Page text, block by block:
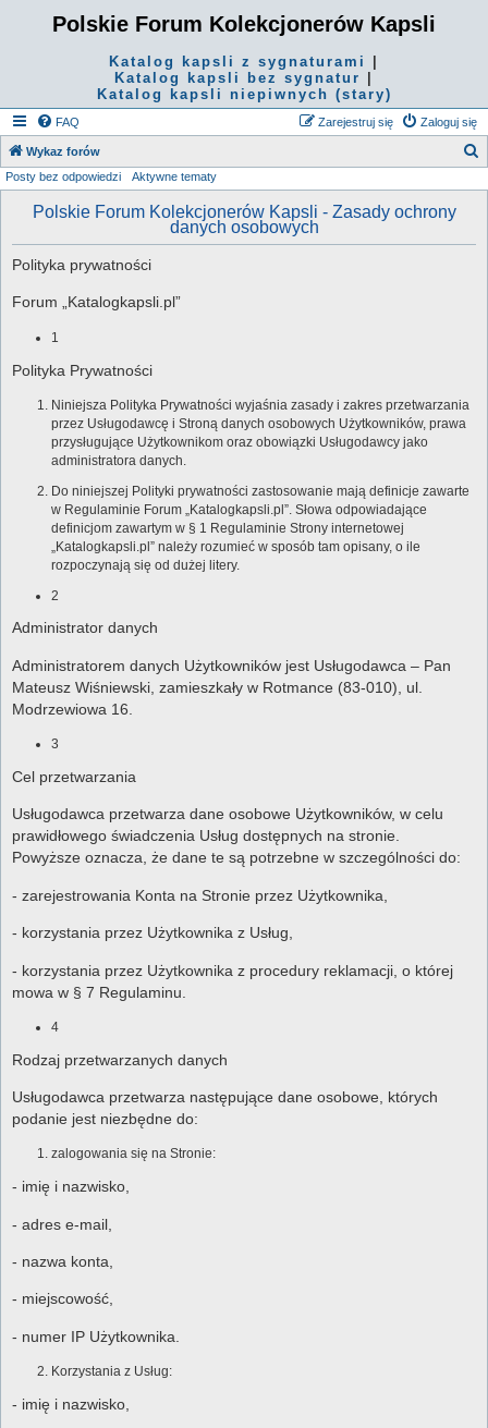
Polskie Forum Kolekcjonerów Kapsli
Katalog kapsli z sygnaturami
Katalog kapsli bez sygnatur
Katalog kapsli niepiwnych (stary)
FAQ Zaloguj się
Zarejestruj się
Wykaz forów
Posty bez odpowiedzi Aktywne tematy
Polskie Forum Kolekcjonerów Kapsli - Zasady ochrony
danych osobowych
Polityka prywatności
Forum „Katalogkapsli.pl”
1
Polityka Prywatności
Niniejsza Polityka Prywatności wyjaśnia zasady i zakres przetwarzania
przez Usługodawcę i Stroną danych osobowych Użytkowników, prawa
przysługujące Użytkownikom oraz obowiązki Usługodawcy jako
administratora danych.
Do niniejszej Polityki prywatności zastosowanie mają definicje zawarte
w Regulaminie Forum „Katalogkapsli.pl”. Słowa odpowiadające
definicjom zawartym w § 1 Regulaminie Strony internetowej
„Katalogkapsli.pl” należy rozumieć w sposób tam opisany, o ile
rozpoczynają się od dużej litery.
2
Administrator danych
Administratorem danych Użytkowników jest Usługodawca – Pan
Mateusz Wiśniewski, zamieszkały w Rotmance (83-010), ul.
Modrzewiowa 16.
3
Cel przetwarzania
Usługodawca przetwarza dane osobowe Użytkowników, w celu
prawidłowego świadczenia Usług dostępnych na stronie.
Powyższe oznacza, że dane te są potrzebne w szczególności do:
- zarejestrowania Konta na Stronie przez Użytkownika,
- korzystania przez Użytkownika z Usług,
- korzystania przez Użytkownika z procedury reklamacji, o której
mowa w § 7 Regulaminu.
4
Rodzaj przetwarzanych danych
Usługodawca przetwarza następujące dane osobowe, których
podanie jest niezbędne do:
zalogowania się na Stronie:
- imię i nazwisko,
- adres e-mail,
- nazwa konta,
- miejscowość,
- numer IP Użytkownika.
Korzystania z Usług:
- imię i nazwisko,